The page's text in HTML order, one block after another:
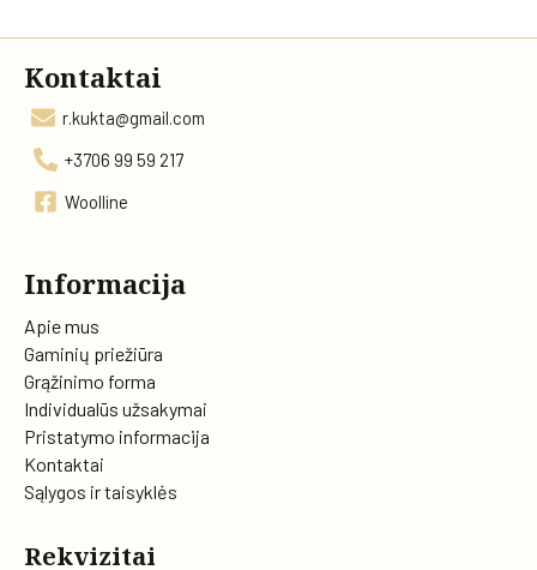
Kontaktai
r.kukta@gmail.com
+3706 99 59 217
Woolline
Informacija
Apie mus
Gaminių priežiūra
Grąžinimo forma
Individualūs užsakymai
Pristatymo informacija
Kontaktai
Sąlygos ir taisyklės
Rekvizitai